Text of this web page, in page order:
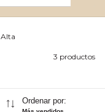
Alta
3 productos
Ordenar por: